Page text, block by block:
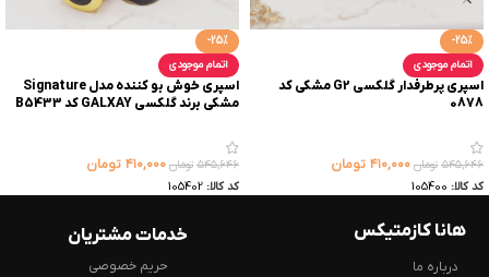
-25%
اتمام موجودی
اسپری پرطرفدار گلکسی G2 مشکی کد
0878
۵۴۵,۶۴۶ تومان ۴۱۰,۰۰۰ تومان
کد کالا: 105400
-25%
اتمام موجودی
اسپری خوش بو کننده مدل Signature
مشکی برند گلکسی GALXAY کد B5433
۵۴۵,۶۴۶ تومان ۴۱۰,۰۰۰ تومان
کد کالا: 105402
هانا کازمتیکس
درباره ما
خدمات مشتریان
حریم خصوصی